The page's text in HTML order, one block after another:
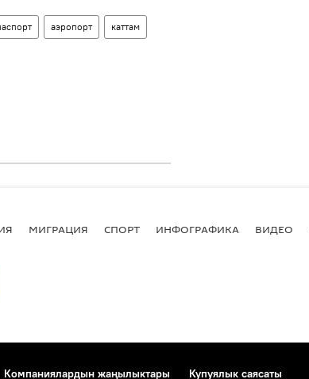
аэропорт каттам
МИГРАЦИЯ СПОРТ ИНФОГРАФИКА ВИДЕО
Компаниялардын жаңылыктары Купуялык саясаты